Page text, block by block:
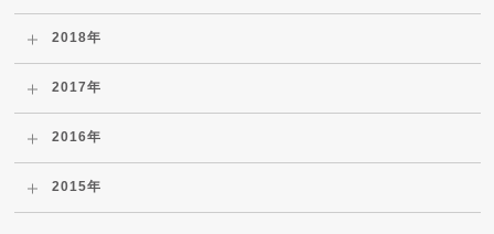
2018年
2017年
2016年
2015年